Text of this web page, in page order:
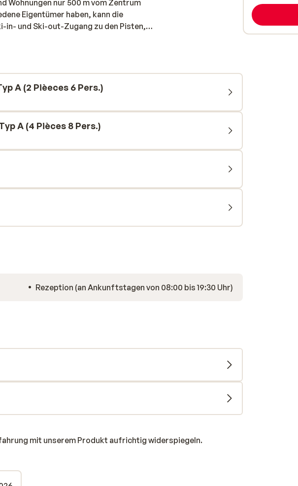
Wohnungen nur 500 m vom Zentrum
Eigentümer haben, kann die
in- und Ski-out-Zugang zu den Pisten,
einem Skitag können Sie sich auf
A (2 Pièeces 6 Pers.)
A (4 Pièces 8 Pers.)
Rezeption (an Ankunftstagen von 08:00 bis 19:30 Uhr)
mit unserem Produkt aufrichtig widerspiegeln.